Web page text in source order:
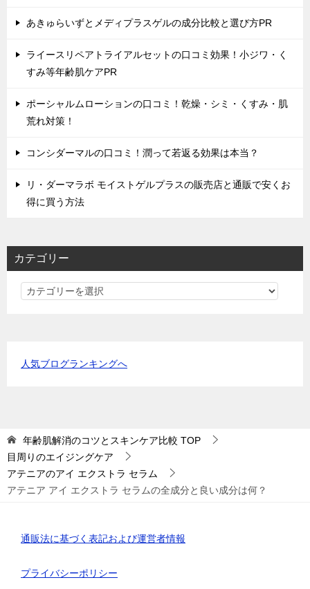
あきゅらいずとメディプラスゲルの成分比較と選び方PR
ライースリペアトライアルセットの口コミ効果！小ジワ・く
すみ等年齢肌ケアPR
ポーシャルムローションの口コミ！乾燥・シミ・くすみ・肌
荒れ対策！
コンシダーマルの口コミ！潤って若返る効果は本当？
リ・ダーマラボ モイストゲルプラスの販売店と通販で安くお
得に買う方法
カテゴリー
カ
ー
人気ブログランキングへ
年齢肌解消のコツとスキンケア比較 TOP
目周りのエイジングケア
アテニアのアイ エクストラ セラム
アテニア アイ エクストラ セラムの全成分と良い成分は何？
通販法に基づく表記および運営者情報
プライバシーポリシー